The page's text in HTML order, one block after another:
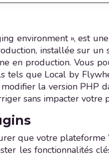
environment », est
installée sur
en production. Vous
que Local by
la version PHP
sans impacter votre
que votre
les fonctionnalités